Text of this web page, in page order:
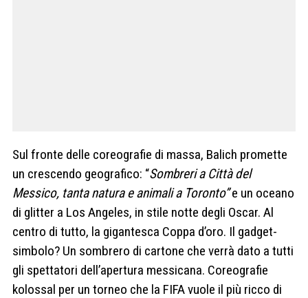
Sul fronte delle coreografie di massa, Balich promette
un crescendo geografico: “Sombreri a Città del
Messico, tanta natura e animali a Toronto”e un oceano
di glitter a Los Angeles, in stile notte degli Oscar. Al
centro di tutto, la gigantesca Coppa d’oro. Il gadget-
simbolo? Un sombrero di cartone che verrà dato a tutti
gli spettatori dell’apertura messicana. Coreografie
kolossal per un torneo che la FIFA vuole il più ricco di